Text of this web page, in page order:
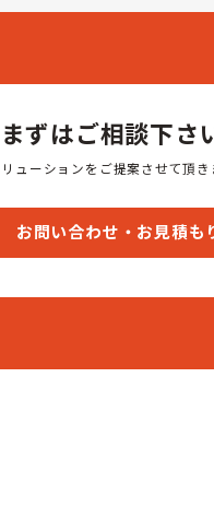
まずはご相談下さ
ューションをご提案させて頂き
お問い合わせ・お見積も